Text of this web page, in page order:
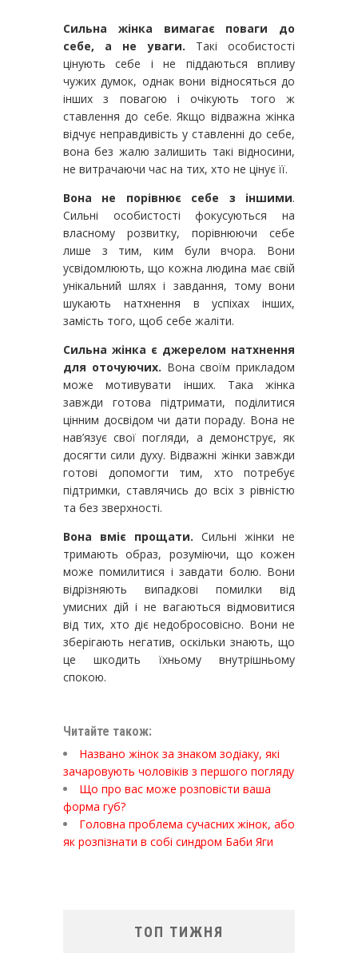
Сильна жінка вимагає поваги до
себе, а не уваги. Такі особистості
цінують себе і не піддаються впливу
чужих думок, однак вони відносяться до
інших з повагою і очікують того ж
ставлення до себе. Якщо відважна жінка
відчує неправдивість у ставленні до себе,
вона без жалю залишить такі відносини,
не витрачаючи час на тих, хто не цінує її.
Вона не порівнює себе з іншими.
Сильні особистості фокусуються на
власному розвитку, порівнюючи себе
лише з тим, ким були вчора. Вони
усвідомлюють, що кожна людина має свій
унікальний шлях і завдання, тому вони
шукають натхнення в успіхах інших,
замість того, щоб себе жаліти.
Сильна жінка є джерелом натхнення
для оточуючих. Вона своїм прикладом
може мотивувати інших. Така жінка
завжди готова підтримати, поділитися
цінним досвідом чи дати пораду. Вона не
нав’язує свої погляди, а демонструє, як
досягти сили духу. Відважні жінки завжди
готові допомогти тим, хто потребує
підтримки, ставлячись до всіх з рівністю
та без зверхності.
Вона вміє прощати. Сильні жінки не
тримають образ, розуміючи, що кожен
може помилитися і завдати болю. Вони
відрізняють випадкові помилки від
умисних дій і не вагаються відмовитися
від тих, хто діє недобросовісно. Вони не
зберігають негатив, оскільки знають, що
це шкодить їхньому внутрішньому
спокою.
Читайте також:
Названо жінок за знаком зодіаку, які
зачаровують чоловіків з першого погляду
Що про вас може розповісти ваша
форма губ?
Головна проблема сучасних жінок, або
як розпізнати в собі синдром Баби Яги
ТОП ТИЖНЯ